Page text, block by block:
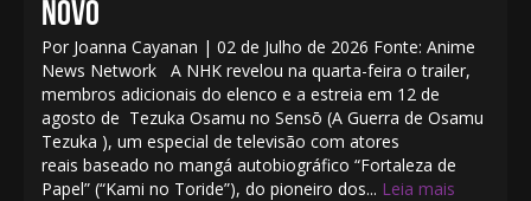
NOVO
Por Joanna Cayanan | 02 de Julho de 2026 Fonte: Anime
News Network A NHK revelou na quarta-feira o trailer,
membros adicionais do elenco e a estreia em 12 de
agosto de Tezuka Osamu no Sensō (A Guerra de Osamu
Tezuka ), um especial de televisão com atores
reais baseado no mangá autobiográfico “Fortaleza de
Papel” (“Kami no Toride”), do pioneiro dos... Leia mais